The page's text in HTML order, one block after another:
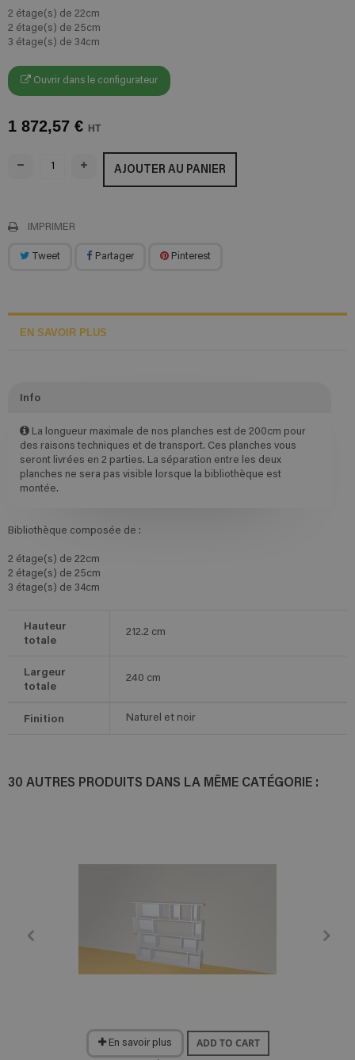
2 étage(s) de 22cm
2 étage(s) de 25cm
3 étage(s) de 34cm
Ouvrir dans le configurateur
1 872,57 € HT
AJOUTER AU PANIER
IMPRIMER
Tweet Partager Pinterest
EN SAVOIR PLUS
Info
La longueur maximale de nos planches est de 200cm pour
des raisons techniques et de transport. Ces planches vous
seront livrées en 2 parties. La séparation entre les deux
planches ne sera pas visible lorsque la bibliothèque est
montée.
Bibliothèque composée de :
2 étage(s) de 22cm
2 étage(s) de 25cm
3 étage(s) de 34cm
Hauteur
totale
212.2 cm
Largeur
totale
240 cm
Finition Naturel et noir
30 AUTRES PRODUITS DANS LA MÊME CATÉGORIE :
En savoir plus ADD TO CART